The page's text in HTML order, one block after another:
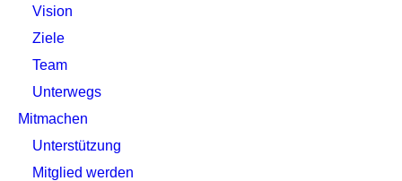
Vision
Ziele
Team
Unterwegs
Mitmachen
Unterstützung
Mitglied werden